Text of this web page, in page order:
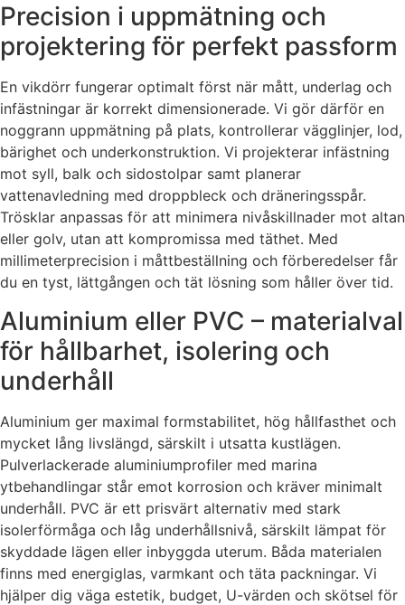
Precision i uppmätning och
projektering för perfekt passform
En vikdörr fungerar optimalt först när mått, underlag och
infästningar är korrekt dimensionerade. Vi gör därför en
noggrann uppmätning på plats, kontrollerar vägglinjer, lod,
bärighet och underkonstruktion. Vi projekterar infästning
mot syll, balk och sidostolpar samt planerar
vattenavledning med droppbleck och dräneringsspår.
Trösklar anpassas för att minimera nivåskillnader mot altan
eller golv, utan att kompromissa med täthet. Med
millimeterprecision i måttbeställning och förberedelser får
du en tyst, lättgången och tät lösning som håller över tid.
Aluminium eller PVC – materialval
för hållbarhet, isolering och
underhåll
Aluminium ger maximal formstabilitet, hög hållfasthet och
mycket lång livslängd, särskilt i utsatta kustlägen.
Pulverlackerade aluminiumprofiler med marina
ytbehandlingar står emot korrosion och kräver minimalt
underhåll. PVC är ett prisvärt alternativ med stark
isolerförmåga och låg underhållsnivå, särskilt lämpat för
skyddade lägen eller inbyggda uterum. Båda materialen
finns med energiglas, varmkant och täta packningar. Vi
hjälper dig väga estetik, budget, U-värden och skötsel för